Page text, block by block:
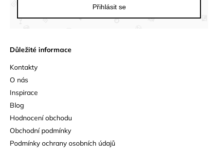
Důležité informace
Kontakty
O nás
Inspirace
Blog
Hodnocení obchodu
Obchodní podmínky
Podmínky ochrany osobních údajů
Přihlásit se